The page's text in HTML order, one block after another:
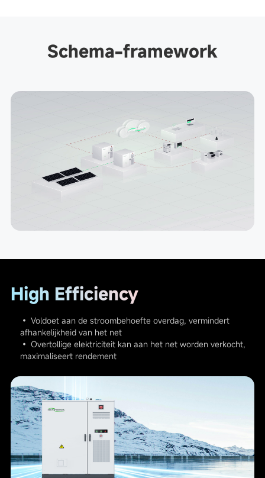
Schema-framework
High Efficiency
• Voldoet aan de stroombehoefte overdag, vermindert
afhankelijkheid van het net
• Overtollige elektriciteit kan aan het net worden verkocht,
maximaliseert rendement